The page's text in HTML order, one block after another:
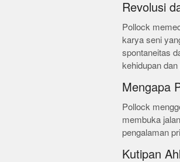
Revolusi
Pollock
karya seni
spontaneitas
kehidupan
Mengapa
Pollock
membuka
pengalaman
Kutipan